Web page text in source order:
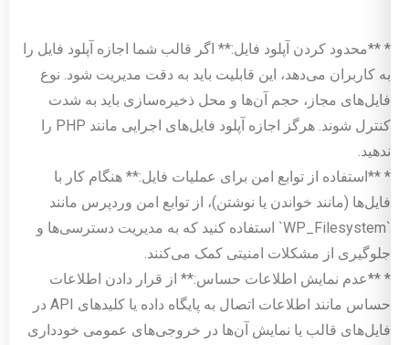
* **محدود کردن آپلود فایل:** اگر قالب شما اجازه آپلود فایل را
به کاربران می‌دهد، این قابلیت باید به دقت مدیریت شود. نوع
فایل‌های مجاز، حجم آن‌ها و محل ذخیره‌سازی باید به شدت
کنترل شوند. هرگز اجازه آپلود فایل‌های اجرایی مانند PHP را
ندهید.
* **استفاده از توابع امن برای عملیات فایل:** هنگام کار با
فایل‌ها (مانند خواندن یا نوشتن)، از توابع امن وردپرس مانند
`WP_Filesystem` استفاده کنید که به مدیریت دسترسی‌ها و
جلوگیری از مشکلات امنیتی کمک می‌کنند.
* **عدم نمایش اطلاعات حساس:** از قرار دادن اطلاعات
حساس مانند اطلاعات اتصال به پایگاه داده یا کلیدهای API در
فایل‌های قالب یا نمایش آن‌ها در خروجی‌های عمومی خودداری